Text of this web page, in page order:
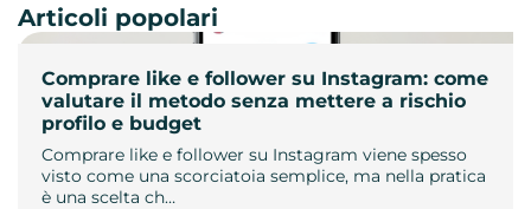
Comprare like e follower su Instagram: come
valutare il metodo senza mettere a rischio
profilo e budget
Comprare like e follower su Instagram viene spesso
visto come una scorciatoia semplice, ma nella pratica
è una scelta ch…
Articoli popolari